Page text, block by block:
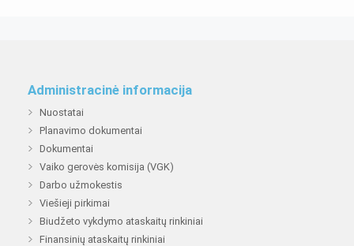
Administracinė informacija
Nuostatai
Planavimo dokumentai
Dokumentai
Vaiko gerovės komisija (VGK)
Darbo užmokestis
Viešieji pirkimai
Biudžeto vykdymo ataskaitų rinkiniai
Finansinių ataskaitų rinkiniai